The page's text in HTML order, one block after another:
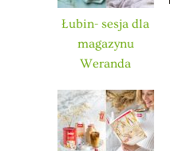
Łubin- sesja dla
magazynu
Weranda